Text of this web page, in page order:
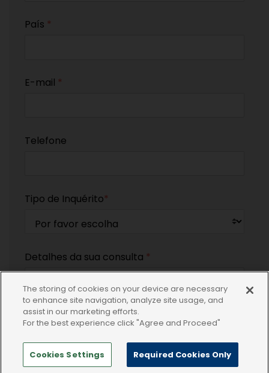
País *
E-mail *
Telefone
Tipo de Inquérito*
Detalhes da sua consulta *
Ao enviar este formulário, confirmo que o
um produto Dechra ou a uma
patologia/condição relacionada*
The storing of cookies on your device are necessary
to enhance site navigation, analyze site usage, and
assist in our marketing efforts.
For the best experience click "Agree and Proceed"
Cookies Settings Required Cookies Only